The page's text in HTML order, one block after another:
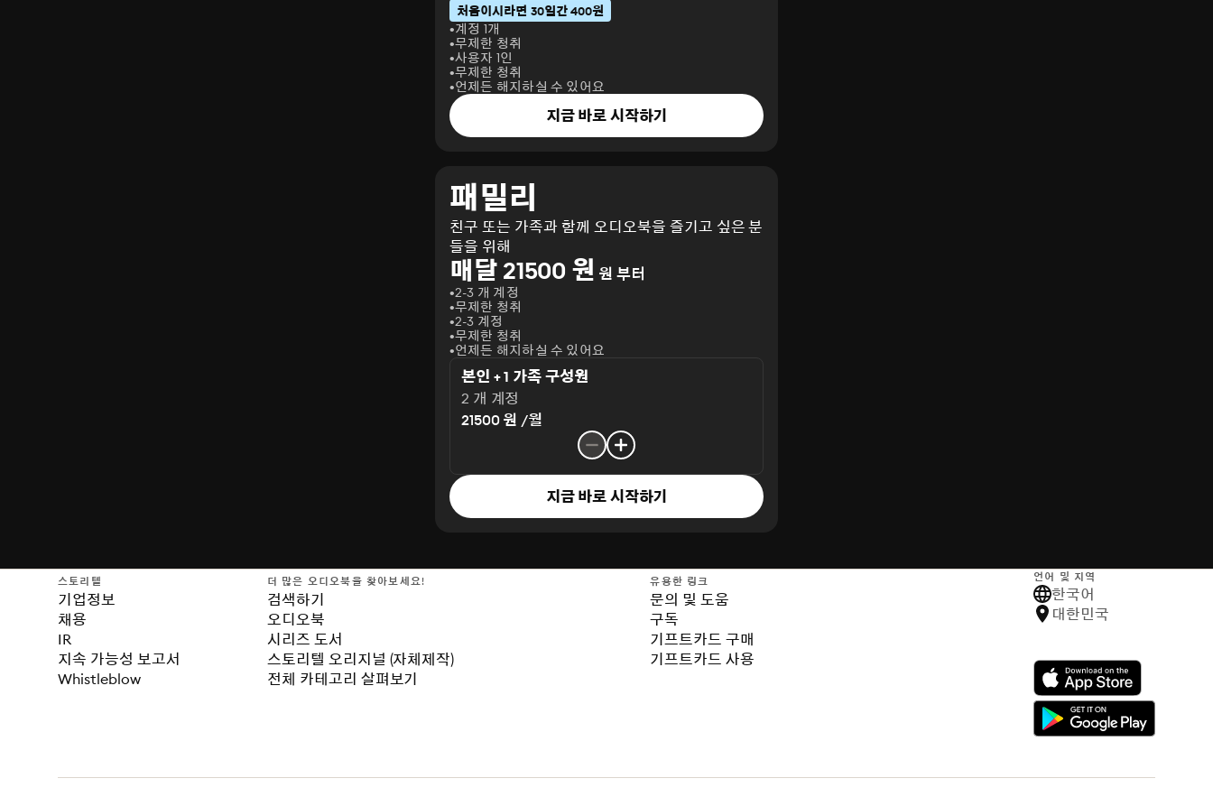
처음이시라면 30일간 400원
계정 1개
무제한 청취
사용자 1인
무제한 청취
언제든 해지하실 수 있어요
지금 바로 시작하기
패밀리
친구 또는 가족과 함께 오디오북을 즐기고 싶은 분
들을 위해
매달 21500 원 원 부터
2-3 개 계정
무제한 청취
2-3 계정
무제한 청취
언제든 해지하실 수 있어요
본인 + 1 가족 구성원
2 개 계정
21500 원 /월
지금 바로 시작하기
스토리텔
기업정보
채용
IR
지속 가능성 보고서
Whistleblow
더 많은 오디오북을 찾아보세요!
검색하기
오디오북
시리즈 도서
스토리텔 오리지널 (자체제작)
전체 카테고리 살펴보기
유용한 링크
문의 및 도움
구독
기프트카드 구매
기프트카드 사용
언어 및 지역
한국어
대한민국